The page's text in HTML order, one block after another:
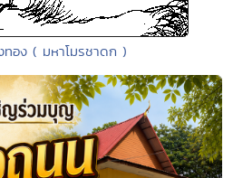
อง ( มหาโมรชาดก )